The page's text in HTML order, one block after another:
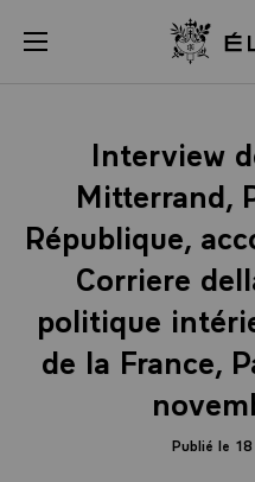
menu
Interview
Mitterrand,
République,
Corriere
politique
de la France,
Publié le
Panneau de gestion des